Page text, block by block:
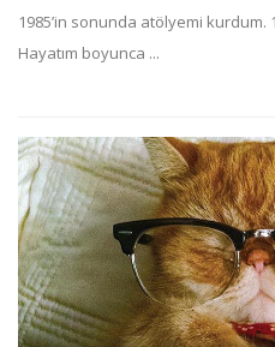
1985’in sonunda atölyemi kurdum.
Hayatım boyunca ...